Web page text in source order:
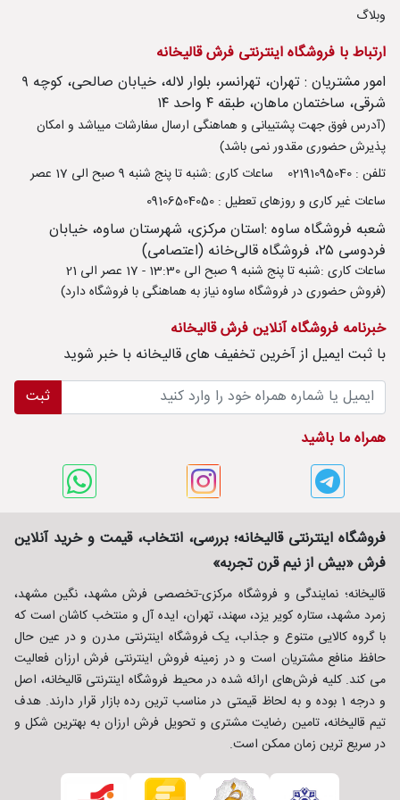
وبلاگ
ارتباط با فروشگاه اینترنتی فرش قالیخانه
امور مشتریان : تهران، تهرانسر، بلوار لاله، خیابان صالحی، کوچه ۹
شرقی، ساختمان ماهان، طبقه ۴ واحد ۱۴
(آدرس فوق جهت پشتیبانی و هماهنگی ارسال سفارشات میباشد و امکان
پذیرش حضوری مقدور نمی باشد)
تلفن : 02191095040
ساعات کاری :شنبه تا پنج شنبه 9 صبح الی 17 عصر
ساعات غیر کاری و روزهای تعطیل : 09106504050
شعبه فروشگاه ساوه :استان مرکزی، شهرستان ساوه، خیابان
فردوسی ۲۵، فروشگاه قالی‌خانه (اعتصامی)
ساعات کاری :شنبه تا پنج شنبه 9 صبح الی 13:30 - 17 عصر الی 21
(فروش حضوری در فروشگاه ساوه نیاز به هماهنگی با فروشگاه دارد)
خبرنامه فروشگاه آنلاین فرش قالیخانه
با ثبت ايميل از آخرین تخفیف های قالیخانه با خبر شوید
ثبت
همراه ما باشید
فروشگاه اینترنتی قالیخانه؛ بررسی، انتخاب، قیمت و خرید آنلاین
فرش «بیش از نیم قرن تجربه»
قالیخانه؛ نمایندگی و فروشگاه مرکزی-تخصصی فرش مشهد، نگین مشهد،
زمرد مشهد، ستاره کویر یزد، سهند، تهران، ایده آل و منتخب کاشان است که
با گروه کالایی متنوع و جذاب، یک فروشگاه اینترنتی مدرن و در عین حال
حافظ منافع مشتریان است و در زمینه فروش اینترنتی فرش ارزان فعالیت
می کند. کلیه فرش‌های ارائه شده در محیط فروشگاه اینترنتی قالیخانه، اصل
و درجه 1 بوده و به لحاظ قیمتی در مناسب ترین رده بازار قرار دارند. هدف
تیم قالیخانه، تامین رضایت مشتری و تحویل فرش ارزان به بهترین شکل و
در سریع ترین زمان ممکن است.